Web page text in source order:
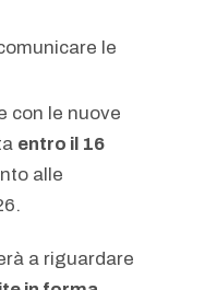
le
con le nuove
entro il 16
alle
a riguardare